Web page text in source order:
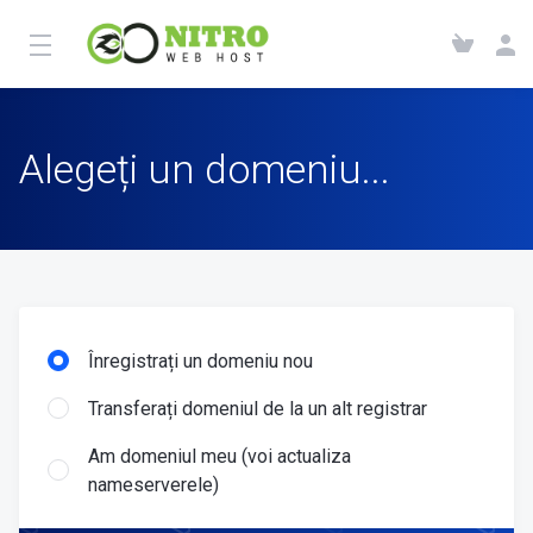
Alegeți un domeniu...
Înregistrați un domeniu nou
Transferați domeniul de la un alt registrar
Am domeniul meu (voi actualiza
nameserverele)